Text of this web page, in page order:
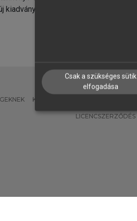
kiadvány.
KÖNYVTÁROSOKNAK
LICENCSZERZŐDÉS
Csak a szükséges sütik
elfogadása